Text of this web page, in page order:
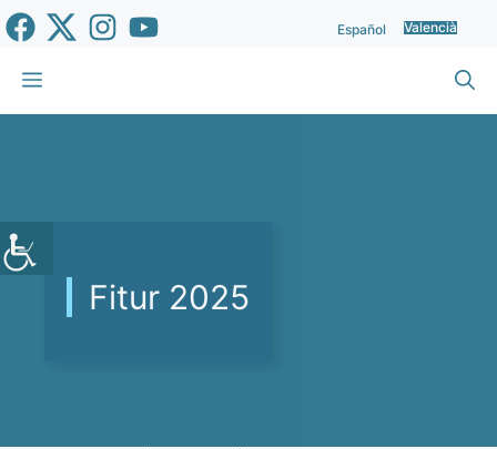
Vés
al
contingut
Español Valencià
Menu
Fitur 2025